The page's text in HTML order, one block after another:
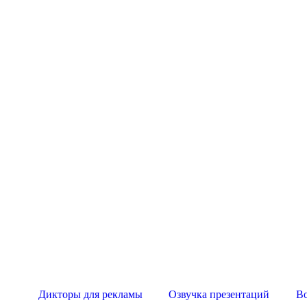
Дикторы для рекламы Озвучка презентаций